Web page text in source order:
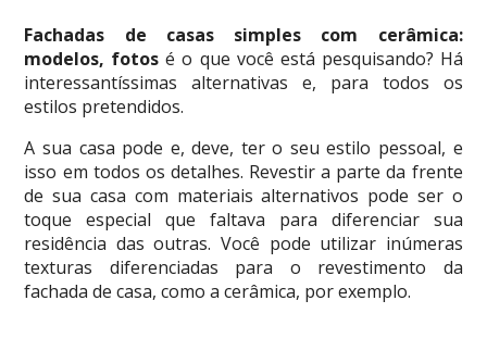
Fachadas de casas simples com cerâmica:
modelos, fotos é o que você está pesquisando? Há
interessantíssimas alternativas e, para todos os
estilos pretendidos.
A sua casa pode e, deve, ter o seu estilo pessoal, e
isso em todos os detalhes. Revestir a parte da frente
de sua casa com materiais alternativos pode ser o
toque especial que faltava para diferenciar sua
residência das outras. Você pode utilizar inúmeras
texturas diferenciadas para o revestimento da
fachada de casa, como a cerâmica, por exemplo.